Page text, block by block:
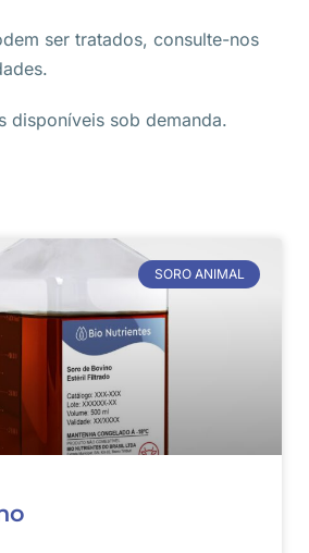
ser tratados, consulte-nos
disponíveis sob demanda.
SORO ANIMAL